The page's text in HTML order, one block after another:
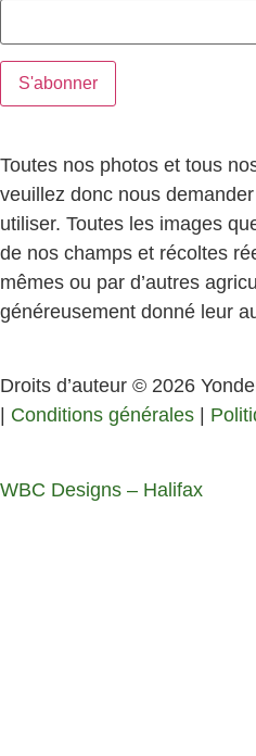
Toutes nos photos et tous
veuillez donc nous
utiliser. Toutes les images
de nos champs et récoltes
mêmes ou par d’autres
généreusement donné leur
Droits d’auteur © 2026
Conditions générales
WBC Designs – Halifax